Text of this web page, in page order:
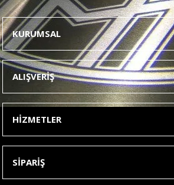
Bu ürünün fiyat bilgisi, resim, ürün
konularda yetersiz gördüğünüz noktaları
tarafımıza iletebilirsiniz.
Görüş ve önerileriniz için teşekkür ederiz.
Ürün resmi kalitesiz, bozuk veya
Ürün açıklamasında eksik bilgiler bulunuyor.
Ürün bilgilerinde hatalar bulunuyor.
Ürün fiyatı diğer sitelerden daha pahalı.
Bu ürüne benzer farklı alternatifler olmalı.
KURUMSAL
ALIŞVERİŞ
HİZMETLER
SİPARİŞ